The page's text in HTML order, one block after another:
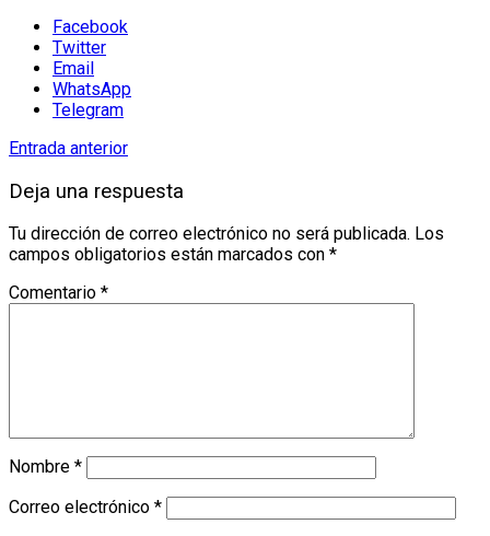
Facebook
Twitter
Email
WhatsApp
Telegram
Entrada anterior
Deja una respuesta
Tu dirección de correo electrónico no será publicada. Los
campos obligatorios están marcados con *
Comentario *
Nombre *
Correo electrónico *